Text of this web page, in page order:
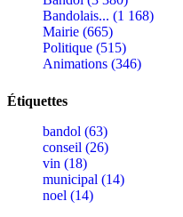
Bandolais... (1 168)
Mairie (665)
Politique (515)
Animations (346)
Étiquettes
bandol (63)
conseil (26)
vin (18)
municipal (14)
noel (14)